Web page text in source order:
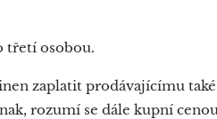
třetí osobou.
zaplatit prodávajícímu
rozumí se dále kupní